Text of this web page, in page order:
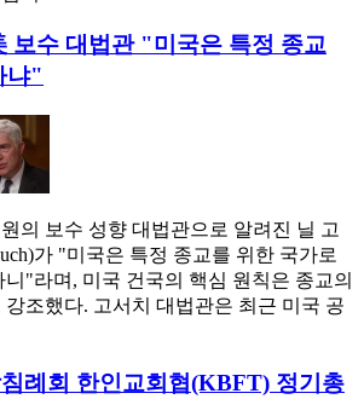
보수 대법관 "미국은 특정 종교
냐"
의 보수 성향 대법관으로 알려진 닐 고
가 "미국은 특정 종교를 위한 국가로
"라며, 미국 건국의 핵심 원칙은 종교의
강조했다. 고서치 대법관은 최근 미국 공
례회 한인교회협(KBFT) 정기총